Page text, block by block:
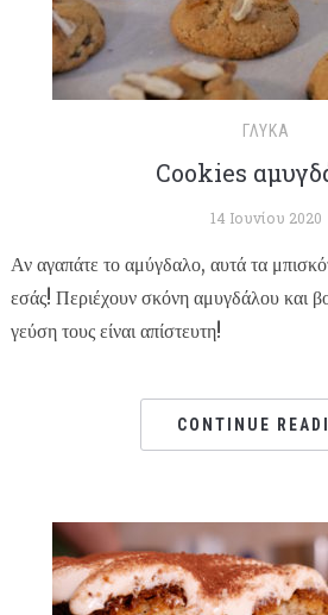
ΓΛΥΚΆ
Cookies
14 Ιουνίου 2020
Αν αγαπάτε το αμύγδαλο, αυτά τα
εσάς! Περιέχουν σκόνη αμυγδάλου και
γεύση τους είναι απίστευτη!
CONTINUE